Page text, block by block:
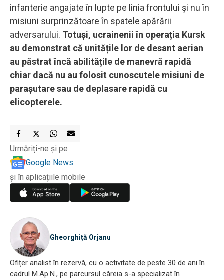
infanterie angajate în lupte pe linia frontului și nu în
misiuni surprinzătoare în spatele apărării
adversarului. Totuși, ucrainenii în operația Kursk
au demonstrat că unitățile lor de desant aerian
au păstrat încă abilitățile de manevră rapidă
chiar dacă nu au folosit cunoscutele misiuni de
parașutare sau de deplasare rapidă cu
elicopterele.
Urmăriți-ne și pe
Google News
și în aplicațiile mobile
Gheorghiță Orjanu
Ofițer analist în rezervă, cu o activitate de peste 30 de ani în
cadrul M.Ap.N., pe parcursul căreia s-a specializat în